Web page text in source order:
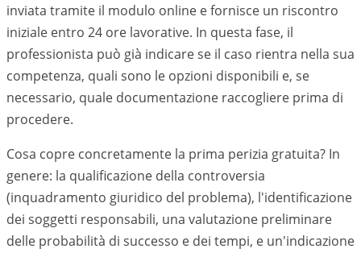
inviata tramite il modulo online e fornisce un riscontro
iniziale entro 24 ore lavorative. In questa fase, il
professionista può già indicare se il caso rientra nella sua
competenza, quali sono le opzioni disponibili e, se
necessario, quale documentazione raccogliere prima di
procedere.
Cosa copre concretamente la prima perizia gratuita? In
genere: la qualificazione della controversia
(inquadramento giuridico del problema), l'identificazione
dei soggetti responsabili, una valutazione preliminare
delle probabilità di successo e dei tempi, e un'indicazione